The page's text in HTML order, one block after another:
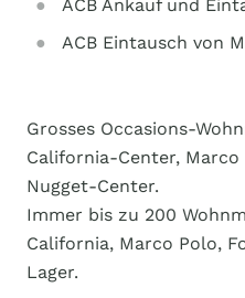
ACB Ankauf und
ACB Eintausch von
Grosses Occasions-
California-Center,
Nugget-Center.
Immer bis zu 200
California, Marco Polo,
Lager.